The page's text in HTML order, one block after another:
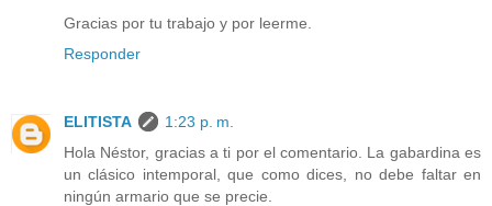
Gracias por tu trabajo y por leerme.
Responder
ELITISTA
1:23 p. m.
Hola Néstor, gracias a ti por el comentario. La gabardina es
un clásico intemporal, que como dices, no debe faltar en
ningún armario que se precie.